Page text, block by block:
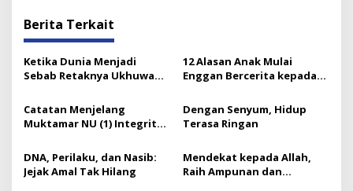
Berita Terkait
Ketika Dunia Menjadi
Sebab Retaknya Ukhuwah
12 Alasan Anak Mulai
Enggan Bercerita kepada
Catatan Menjelang
Muktamar NU (1) Integritas
Ipul
Dengan Senyum, Hidup
Terasa Ringan
DNA, Perilaku, dan Nasib:
Jejak Amal Tak Hilang
Mendekat kepada Allah,
Raih Ampunan dan